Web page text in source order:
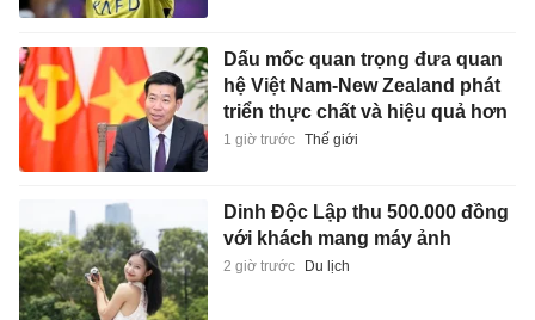
Dấu mốc quan trọng đưa quan
hệ Việt Nam-New Zealand phát
triển thực chất và hiệu quả hơn
1 giờ trước Thế giới
Dinh Độc Lập thu 500.000 đồng
với khách mang máy ảnh
2 giờ trước Du lịch